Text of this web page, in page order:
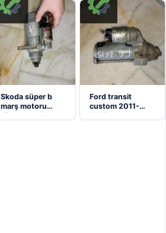
Skoda süper b
marş motoru
dinamosu çıkma…
Ford transit
custom 2011-
2017 marş